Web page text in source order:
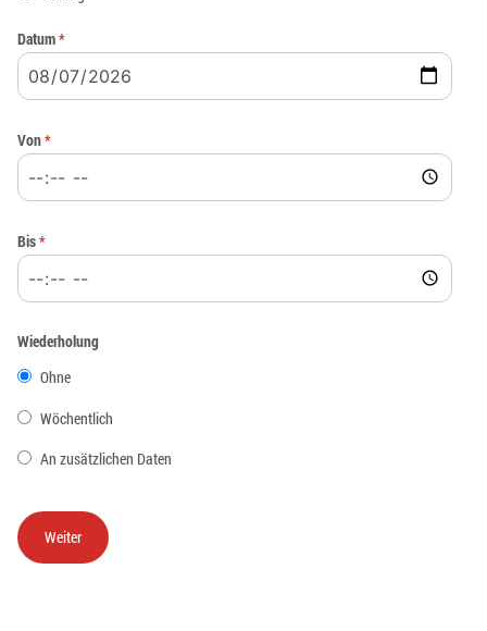
Datum*
Von*
Bis*
Wiederholung
Ohne
Wöchentlich
An zusätzlichen Daten